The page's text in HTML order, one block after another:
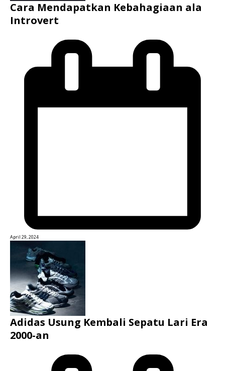
Cara Mendapatkan Kebahagiaan ala
Introvert
April 29, 2024
Adidas Usung Kembali Sepatu Lari Era
2000-an